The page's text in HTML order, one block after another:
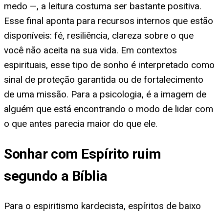
medo —, a leitura costuma ser bastante positiva.
Esse final aponta para recursos internos que estão
disponíveis: fé, resiliência, clareza sobre o que
você não aceita na sua vida. Em contextos
espirituais, esse tipo de sonho é interpretado como
sinal de proteção garantida ou de fortalecimento
de uma missão. Para a psicologia, é a imagem de
alguém que está encontrando o modo de lidar com
o que antes parecia maior do que ele.
Sonhar com Espírito ruim
segundo a Bíblia
Para o espiritismo kardecista, espíritos de baixo